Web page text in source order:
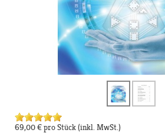
69,00 €pro Stück(inkl. MwSt.)